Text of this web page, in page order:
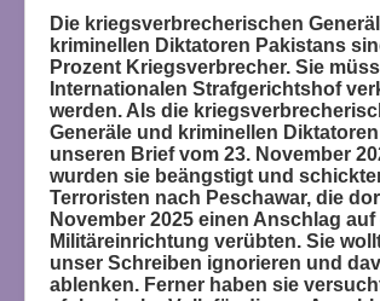
Die kriegsverbrecherischen
kriminellen Diktatoren Pakistans
Prozent Kriegsverbrecher. Sie
Internationalen Strafgerichtshof
werden. Als die
Generäle und kriminellen
unseren Brief vom 23. November
wurden sie beängstigt und
Terroristen nach Peschawar, die
November 2025 einen Anschlag auf
Militäreinrichtung verübten. Sie
unser Schreiben ignorieren und
ablenken. Ferner haben sie